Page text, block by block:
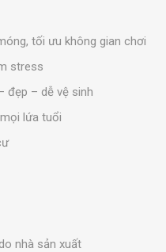
tối ưu không gian chơi
stress
đẹp – dễ vệ sinh
lứa tuổi
nhà sản xuất